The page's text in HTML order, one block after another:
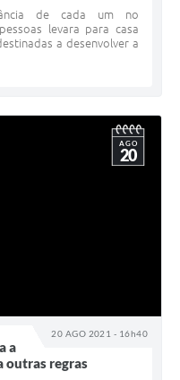
de cada um no
levara para casa
a desenvolver a
20 AGO 2021 - 16h40
AGO
20
a
outras regras